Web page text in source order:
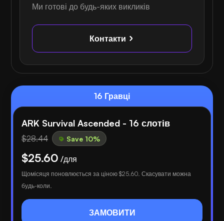
Ми готові до будь-яких викликів
Контакти
16 Гравці
ARK Survival Ascended - 16 слотів
$28.44 Save 10%
$25.60 /для
Щомісяця поновлюється за ціною $25.60 . Скасувати можна
будь-коли.
ЗАМОВИТИ